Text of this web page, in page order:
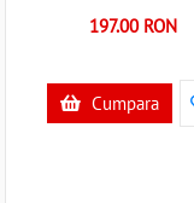
197.00 RON
Cumpara